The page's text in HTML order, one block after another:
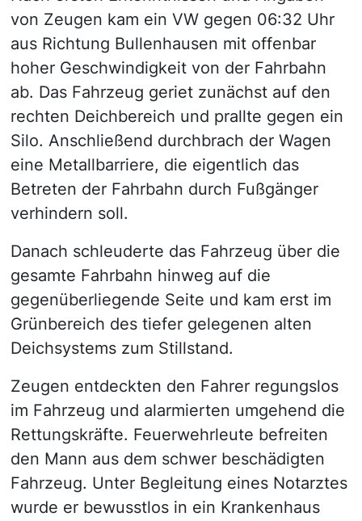
von Zeugen kam ein VW gegen 06:32 Uhr
aus Richtung Bullenhausen mit offenbar
hoher Geschwindigkeit von der Fahrbahn
ab. Das Fahrzeug geriet zunächst auf den
rechten Deichbereich und prallte gegen ein
Silo. Anschließend durchbrach der Wagen
eine Metallbarriere, die eigentlich das
Betreten der Fahrbahn durch Fußgänger
verhindern soll.
Danach schleuderte das Fahrzeug über die
gesamte Fahrbahn hinweg auf die
gegenüberliegende Seite und kam erst im
Grünbereich des tiefer gelegenen alten
Deichsystems zum Stillstand.
Zeugen entdeckten den Fahrer regungslos
im Fahrzeug und alarmierten umgehend die
Rettungskräfte. Feuerwehrleute befreiten
den Mann aus dem schwer beschädigten
Fahrzeug. Unter Begleitung eines Notarztes
wurde er bewusstlos in ein Krankenhaus